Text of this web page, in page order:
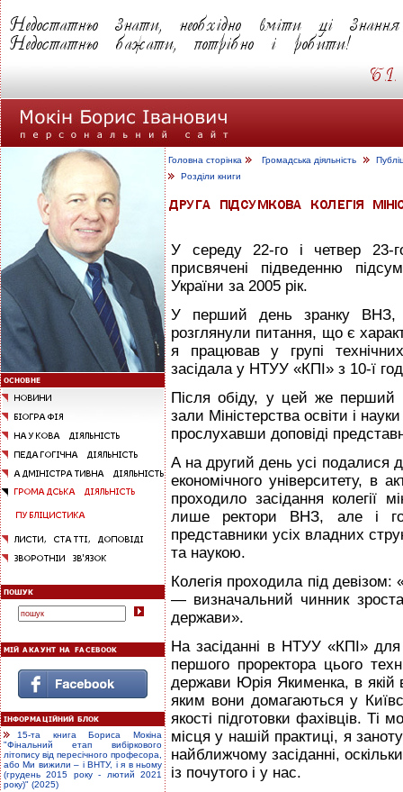
15-та книга Бориса Мокіна
"Фінальний етап вибіркового
літопису від пересічного професора,
або Ми вижили – і ВНТУ, і я в ньому
(грудень 2015 року - лютий 2021
року)" (2025)
Головна сторінка Громадська діяльність
Розділи книги
У середу 22-го і четвер 23-
присвячені підведенню
України за 2005 рік.
У перший день зранку ВНЗ,
розглянули питання, що є
я працював у групі
засідала у НТУУ «КПІ» з 10-ї
Після обіду, у цей же перший
зали Міністерства освіти і
прослухавши доповіді
А на другий день усі подалися
економічного університету, в
проходило засідання колегії
лише ректори ВНЗ, але і
представники усіх владних
та наукою.
Колегія проходила під
— визначальний чинник
держави».
На засіданні в НТУУ «КПІ»
першого проректора цього
держави Юрія Якименка, в якій
яким вони домагаються у
якості підготовки фахівців. Ті
місця у нашій практиці, я
найближчому засіданні,
із почутого і у нас.